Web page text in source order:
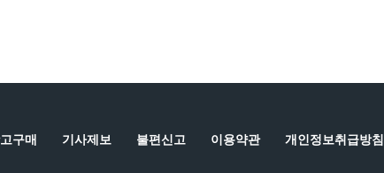
구매 기사제보 불편신고 이용약관 개인정보취급방침